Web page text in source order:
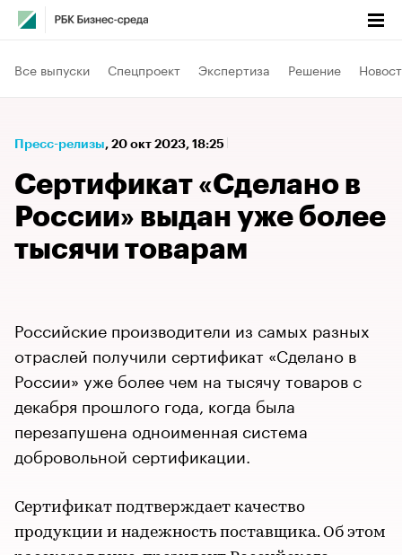
Все выпуски Спецпроект Экспертиза Решение
Пресс-релизы⁠, 20 окт 2023, 18:25
Сертификат «Сделано в
России» выдан уже более
тысячи товарам
Российские производители из самых разных
отраслей получили сертификат «Сделано в
России» уже более чем на тысячу товаров с
декабря прошлого года, когда была
перезапушена одноименная система
добровольной сертификации.
Сертификат подтверждает качество
продукции и надежность поставщика. Об этом